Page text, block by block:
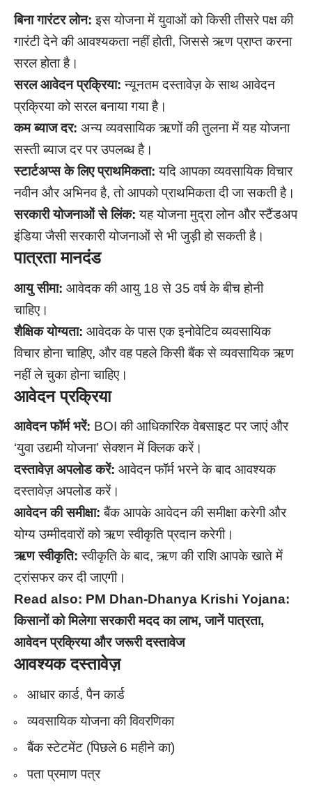
बिना गारंटर लोन: इस योजना में युवाओं को किसी तीसरे पक्ष की
गारंटी देने की आवश्यकता नहीं होती, जिससे ऋण प्राप्त करना
सरल होता है।
सरल आवेदन प्रक्रिया: न्यूनतम दस्तावेज़ के साथ आवेदन
प्रक्रिया को सरल बनाया गया है।
कम ब्याज दर: अन्य व्यवसायिक ऋणों की तुलना में यह योजना
सस्ती ब्याज दर पर उपलब्ध है।
स्टार्टअप्स के लिए प्राथमिकता: यदि आपका व्यवसायिक विचार
नवीन और अभिनव है, तो आपको प्राथमिकता दी जा सकती है।
सरकारी योजनाओं से लिंक: यह योजना मुद्रा लोन और स्टैंडअप
इंडिया जैसी सरकारी योजनाओं से भी जुड़ी हो सकती है।
पात्रता मानदंड
आयु सीमा: आवेदक की आयु 18 से 35 वर्ष के बीच होनी
चाहिए।
शैक्षिक योग्यता: आवेदक के पास एक इनोवेटिव व्यवसायिक
विचार होना चाहिए, और वह पहले किसी बैंक से व्यवसायिक ऋण
नहीं ले चुका होना चाहिए।
आवेदन प्रक्रिया
आवेदन फॉर्म भरें: BOI की आधिकारिक वेबसाइट पर जाएं और
‘युवा उद्यमी योजना’ सेक्शन में क्लिक करें।
दस्तावेज़ अपलोड करें: आवेदन फॉर्म भरने के बाद आवश्यक
दस्तावेज़ अपलोड करें।
आवेदन की समीक्षा: बैंक आपके आवेदन की समीक्षा करेगी और
योग्य उम्मीदवारों को ऋण स्वीकृति प्रदान करेगी।
ऋण स्वीकृति: स्वीकृति के बाद, ऋण की राशि आपके खाते में
ट्रांसफर कर दी जाएगी।
Read also: PM Dhan-Dhanya Krishi Yojana:
किसानों को मिलेगा सरकारी मदद का लाभ, जानें पात्रता,
आवेदन प्रक्रिया और जरूरी दस्तावेज
आवश्यक दस्तावेज़
आधार कार्ड, पैन कार्ड
व्यवसायिक योजना की विवरणिका
बैंक स्टेटमेंट (पिछले 6 महीने का)
पता प्रमाण पत्र